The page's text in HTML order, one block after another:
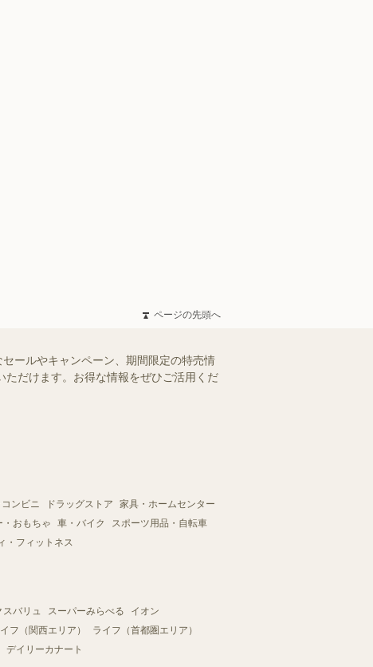
ページの先頭へ
ールやキャンペーン、期間限定の特売情
だけます。お得な情報をぜひご活用くだ
ンビニ ドラッグストア
家具・ホームセンター
・おもちゃ 車・バイク
スポーツ用品・自転車
・フィットネス
スバリュ スーパーみらべる
イオン
フ（関西エリア）
ライフ（首都圏エリア）
デイリーカナート